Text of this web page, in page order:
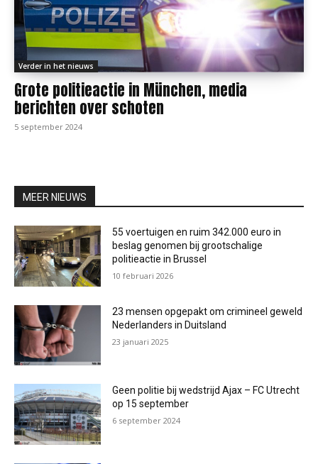
Verder in het nieuws
Grote politieactie in München, media
berichten over schoten
5 september 2024
MEER NIEUWS
55 voertuigen en ruim 342.000 euro in
beslag genomen bij grootschalige
politieactie in Brussel
10 februari 2026
23 mensen opgepakt om crimineel geweld
Nederlanders in Duitsland
23 januari 2025
Geen politie bij wedstrijd Ajax – FC Utrecht
op 15 september
6 september 2024